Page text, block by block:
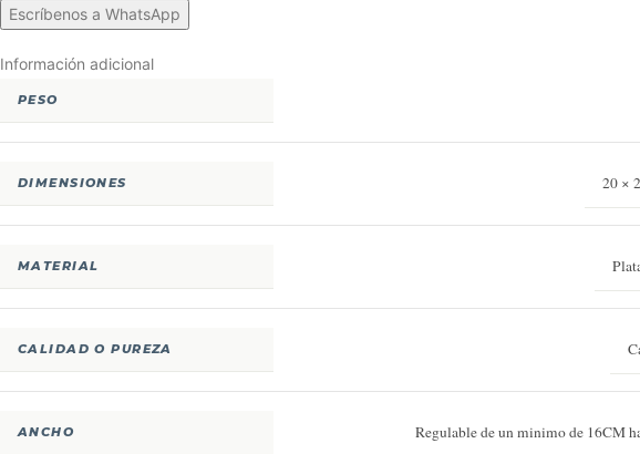
Escríbenos a WhatsApp
Información adicional
PESO
DIMENSIONES 20 ×
MATERIAL
CALIDAD O PUREZA
ANCHO Regulable de un minimo de 16CM